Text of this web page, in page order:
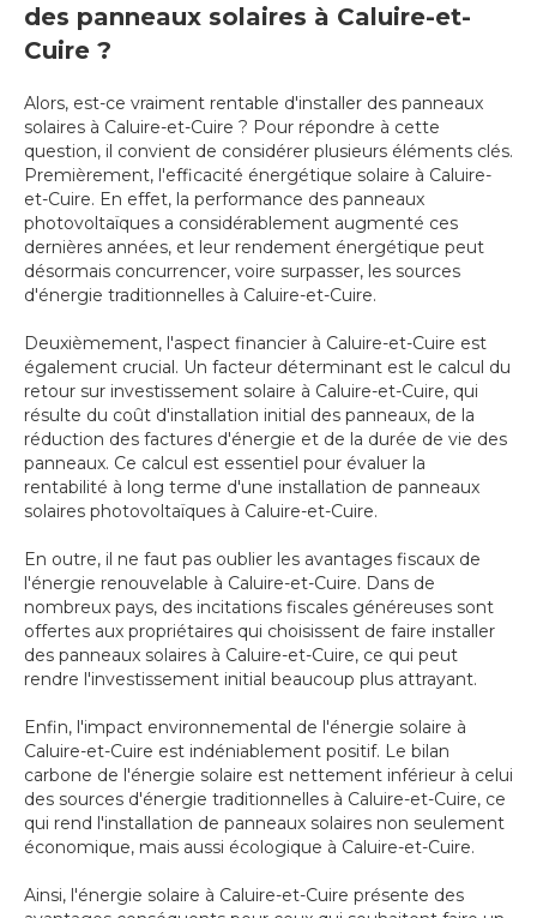
des panneaux solaires à Caluire-et-
Cuire ?
Alors, est-ce vraiment rentable d'installer des panneaux
solaires à Caluire-et-Cuire ? Pour répondre à cette
question, il convient de considérer plusieurs éléments clés.
Premièrement, l'efficacité énergétique solaire à Caluire-
et-Cuire. En effet, la performance des panneaux
photovoltaïques a considérablement augmenté ces
dernières années, et leur rendement énergétique peut
désormais concurrencer, voire surpasser, les sources
d'énergie traditionnelles à Caluire-et-Cuire.
Deuxièmement, l'aspect financier à Caluire-et-Cuire est
également crucial. Un facteur déterminant est le calcul du
retour sur investissement solaire à Caluire-et-Cuire, qui
résulte du coût d'installation initial des panneaux, de la
réduction des factures d'énergie et de la durée de vie des
panneaux. Ce calcul est essentiel pour évaluer la
rentabilité à long terme d'une installation de panneaux
solaires photovoltaïques à Caluire-et-Cuire.
En outre, il ne faut pas oublier les avantages fiscaux de
l'énergie renouvelable à Caluire-et-Cuire. Dans de
nombreux pays, des incitations fiscales généreuses sont
offertes aux propriétaires qui choisissent de faire installer
des panneaux solaires à Caluire-et-Cuire, ce qui peut
rendre l'investissement initial beaucoup plus attrayant.
Enfin, l'impact environnemental de l'énergie solaire à
Caluire-et-Cuire est indéniablement positif. Le bilan
carbone de l'énergie solaire est nettement inférieur à celui
des sources d'énergie traditionnelles à Caluire-et-Cuire, ce
qui rend l'installation de panneaux solaires non seulement
économique, mais aussi écologique à Caluire-et-Cuire.
Ainsi, l'énergie solaire à Caluire-et-Cuire présente des